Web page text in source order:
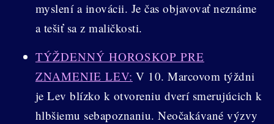
myslení a inovácii. Je čas objavovať neznáme
a tešiť sa z maličkosti.
TÝŽDENNÝ HOROSKOP PRE
ZNAMENIE LEV: V 10. Marcovom týždni
je Lev blízko k otvoreniu dverí smerujúcich k
hlbšiemu sebapoznaniu. Neočakávané výzvy